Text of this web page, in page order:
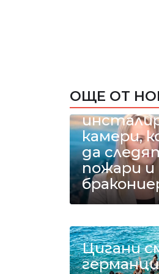
ОЩЕ ОТ
Рила
камери,
да
пожари и
Цигани